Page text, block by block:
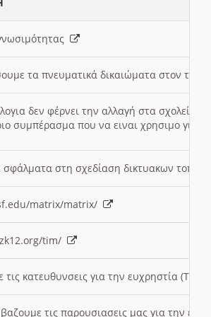
τα πνευματικά δικαιώματα στον
δεν φέρνει την αλλαγή στα σχολεία;
συμπέρασμα που να ειναι χρησιμο για
σφάλματα στη σχεδίαση δικτυακων
matrix/matrix/
tim/
τις κατευθυνσεις για την ευχρηστία
τις παρουσιασεις μας για την